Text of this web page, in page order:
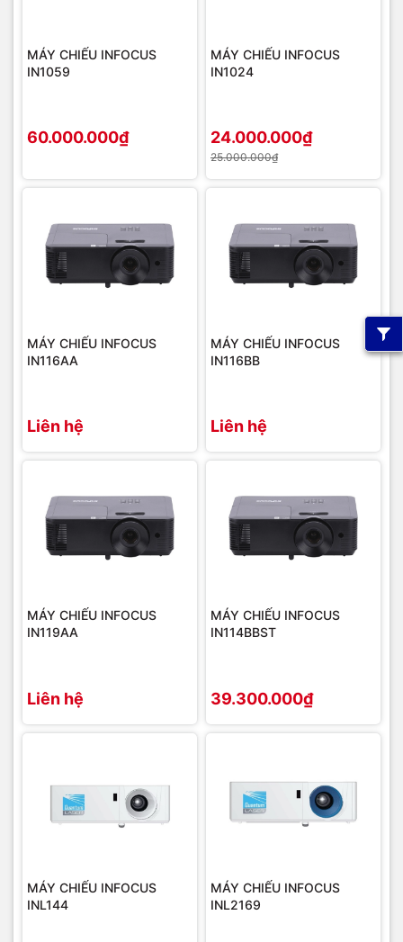
MÁY CHIẾU INFOCUS
IN1059
60.000.000₫
MÁY CHIẾU INFOCUS
IN1024
24.000.000₫
25.000.000₫
MÁY CHIẾU INFOCUS
IN116AA
Liên hệ
MÁY CHIẾU INFOCUS
IN116BB
Liên hệ
MÁY CHIẾU INFOCUS
IN119AA
Liên hệ
MÁY CHIẾU INFOCUS
IN114BBST
39.300.000₫
MÁY CHIẾU INFOCUS
INL144
MÁY CHIẾU INFOCUS
INL2169